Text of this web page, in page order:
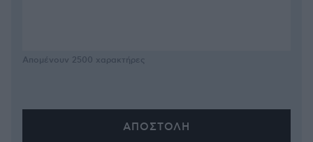
Απομένουν 2500 χαρακτήρες